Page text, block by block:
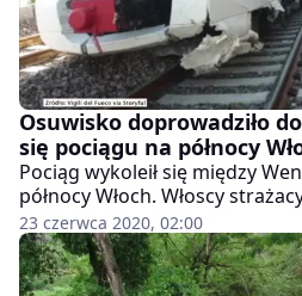
Osuwisko doprowadziło
się pociągu na północy
Pociąg wykoleił się między
północy Włoch. Włoscy
zdarzenia doprowadziło
na przyjeżdżający skład
znajdowało się 20 pasażerów,
23 czerwca 2020, 02:00